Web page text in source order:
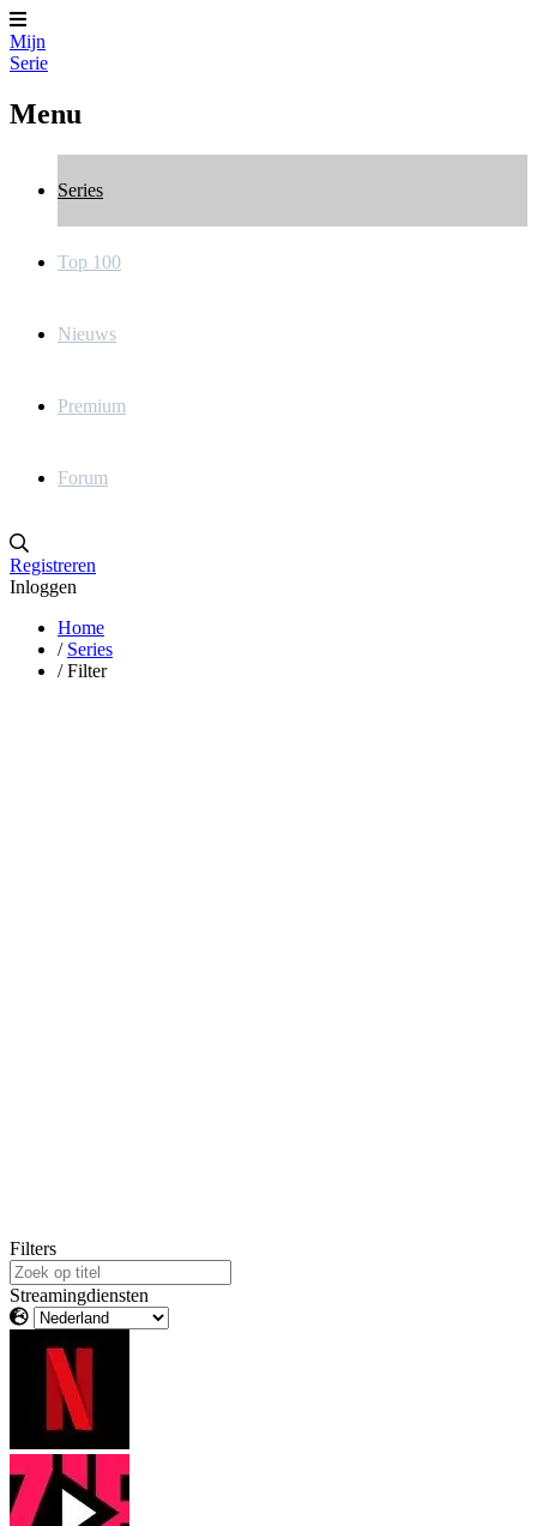
Mijn
Serie
Menu
Series
Top 100
Nieuws
Premium
Forum
Registreren
Inloggen
Home
/ Series
/ Filter
Filters
Streamingdiensten